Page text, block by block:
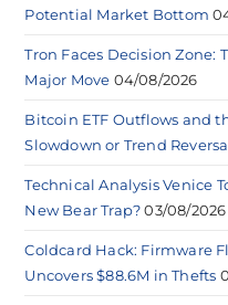
Potential Market Bottom
Tron Faces Decision Zone:
Major Move 04/08/2026
Bitcoin ETF Outflows and
Slowdown or Trend
Technical Analysis Venice
New Bear Trap? 03/08/2026
Coldcard Hack: Firmware
Uncovers $88.6M in Thefts